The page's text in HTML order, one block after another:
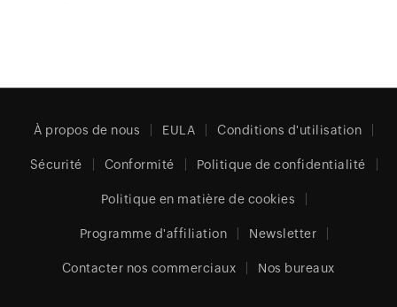
À propos de nous EULA Conditions d'utilisation
Sécurité Conformité Politique de confidentialité
Politique en matière de cookies
Programme d'affiliation Newsletter
Contacter nos commerciaux Nos bureaux